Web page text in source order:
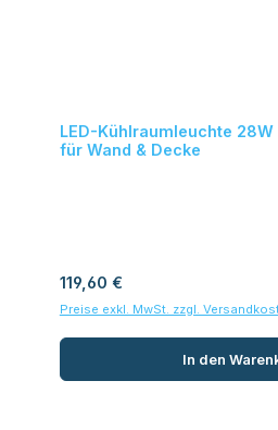
LED-Kühlraumleuchte
für Wand & Decke
Regulärer Preis:
119,60 €
Preise exkl. MwSt. zzgl.
In den